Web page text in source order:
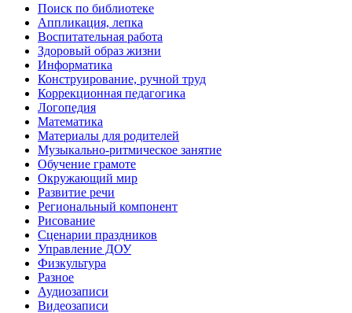
Поиск по библиотеке
Аппликация, лепка
Воспитательная работа
Здоровый образ жизни
Информатика
Конструирование, ручной труд
Коррекционная педагогика
Логопедия
Математика
Материалы для родителей
Музыкально-ритмическое занятие
Обучение грамоте
Окружающий мир
Развитие речи
Региональный компонент
Рисование
Сценарии праздников
Управление ДОУ
Физкультура
Разное
Аудиозаписи
Видеозаписи